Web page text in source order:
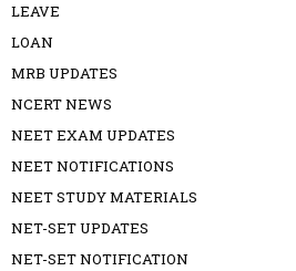
LEAVE
LOAN
MRB UPDATES
NCERT NEWS
NEET EXAM UPDATES
NEET NOTIFICATIONS
NEET STUDY MATERIALS
NET-SET UPDATES
NET-SET NOTIFICATION